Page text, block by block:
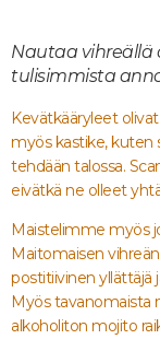
Nautaa vihreällä
tulisimmista
Kevätkääryleet
myös kastike, kuten
tehdään talossa.
eivätkä ne olleet
Maistelimme myös
Maitomaisen
postitiivinen yllättäjä
Myös tavanomaista
alkoholiton mojito